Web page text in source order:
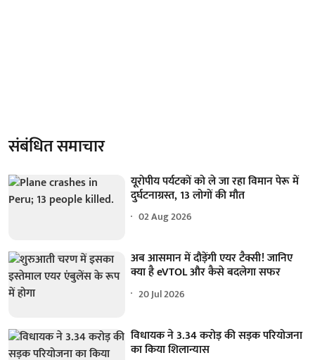
संबंधित समाचार
यूरोपीय पर्यटकों को ले जा रहा विमान पेरू में
दुर्घटनाग्रस्त, 13 लोगों की मौत
02 Aug 2026
अब आसमान में दौड़ेंगी एयर टैक्सी! जानिए
क्या है eVTOL और कैसे बदलेगा सफर
20 Jul 2026
विधायक ने 3.34 करोड़ की सड़क परियोजना
का किया शिलान्यास